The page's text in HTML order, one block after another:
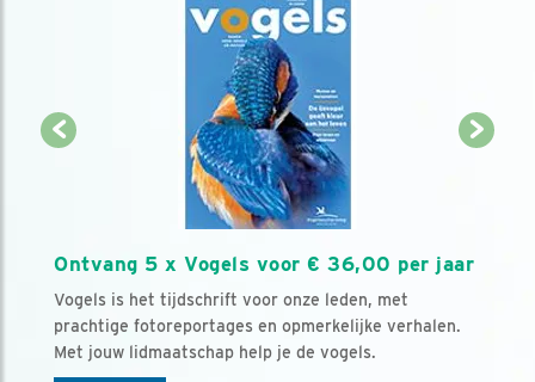
Ontvang 5 x Vogels voor € 36,00 per jaar
Vogels is het tijdschrift voor onze leden, met
prachtige fotoreportages en opmerkelijke verhalen.
Met jouw lidmaatschap help je de vogels.